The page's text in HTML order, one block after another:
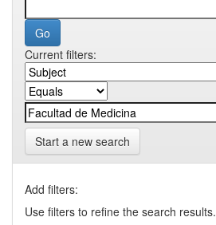
Current filters:
Start a new search
Add filters:
Use filters to refine the search results.